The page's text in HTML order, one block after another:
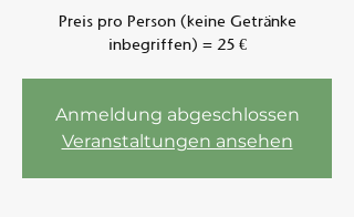
Preis pro Person (keine Getränke
inbegriffen) = 25 €
Anmeldung abgeschlossen
Veranstaltungen ansehen